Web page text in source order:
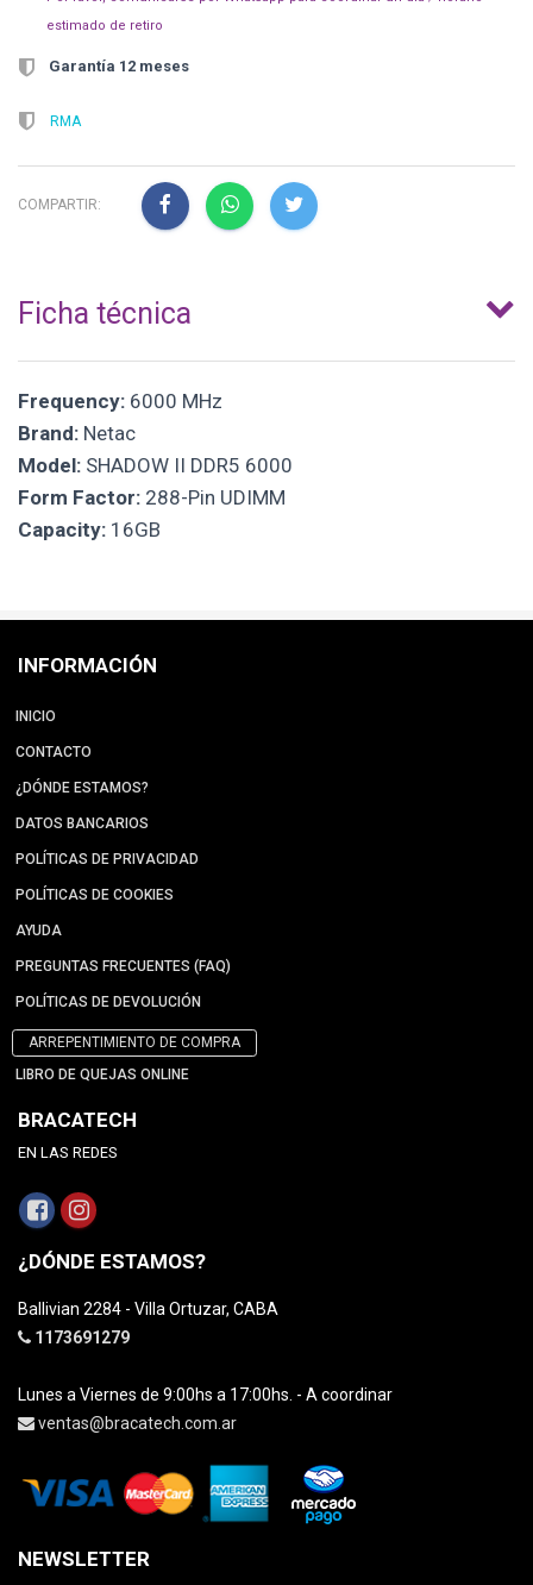
estimado de retiro
Garantía 12 meses
RMA
COMPARTIR:
Ficha técnica
Frequency: 6000 MHz
Brand: Netac
Model: SHADOW II DDR5 6000
Form Factor: 288-Pin UDIMM
Capacity: 16GB
INFORMACIÓN
INICIO
CONTACTO
¿DÓNDE ESTAMOS?
DATOS BANCARIOS
POLÍTICAS DE PRIVACIDAD
POLÍTICAS DE COOKIES
AYUDA
PREGUNTAS FRECUENTES (FAQ)
POLÍTICAS DE DEVOLUCIÓN
ARREPENTIMIENTO DE COMPRA
LIBRO DE QUEJAS ONLINE
BRACATECH
EN LAS REDES
¿DÓNDE ESTAMOS?
Ballivian 2284 - Villa Ortuzar, CABA
1173691279
Lunes a Viernes de 9:00hs a 17:00hs. - A coordinar
ventas@bracatech.com.ar
NEWSLETTER